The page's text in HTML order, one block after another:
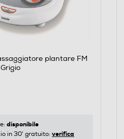
plantare FM
disponibile
in 30' gratuito: verifica